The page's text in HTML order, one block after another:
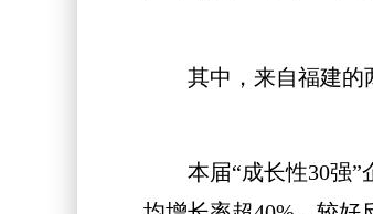
其中，来自福建的两
本届“成长性30强”企